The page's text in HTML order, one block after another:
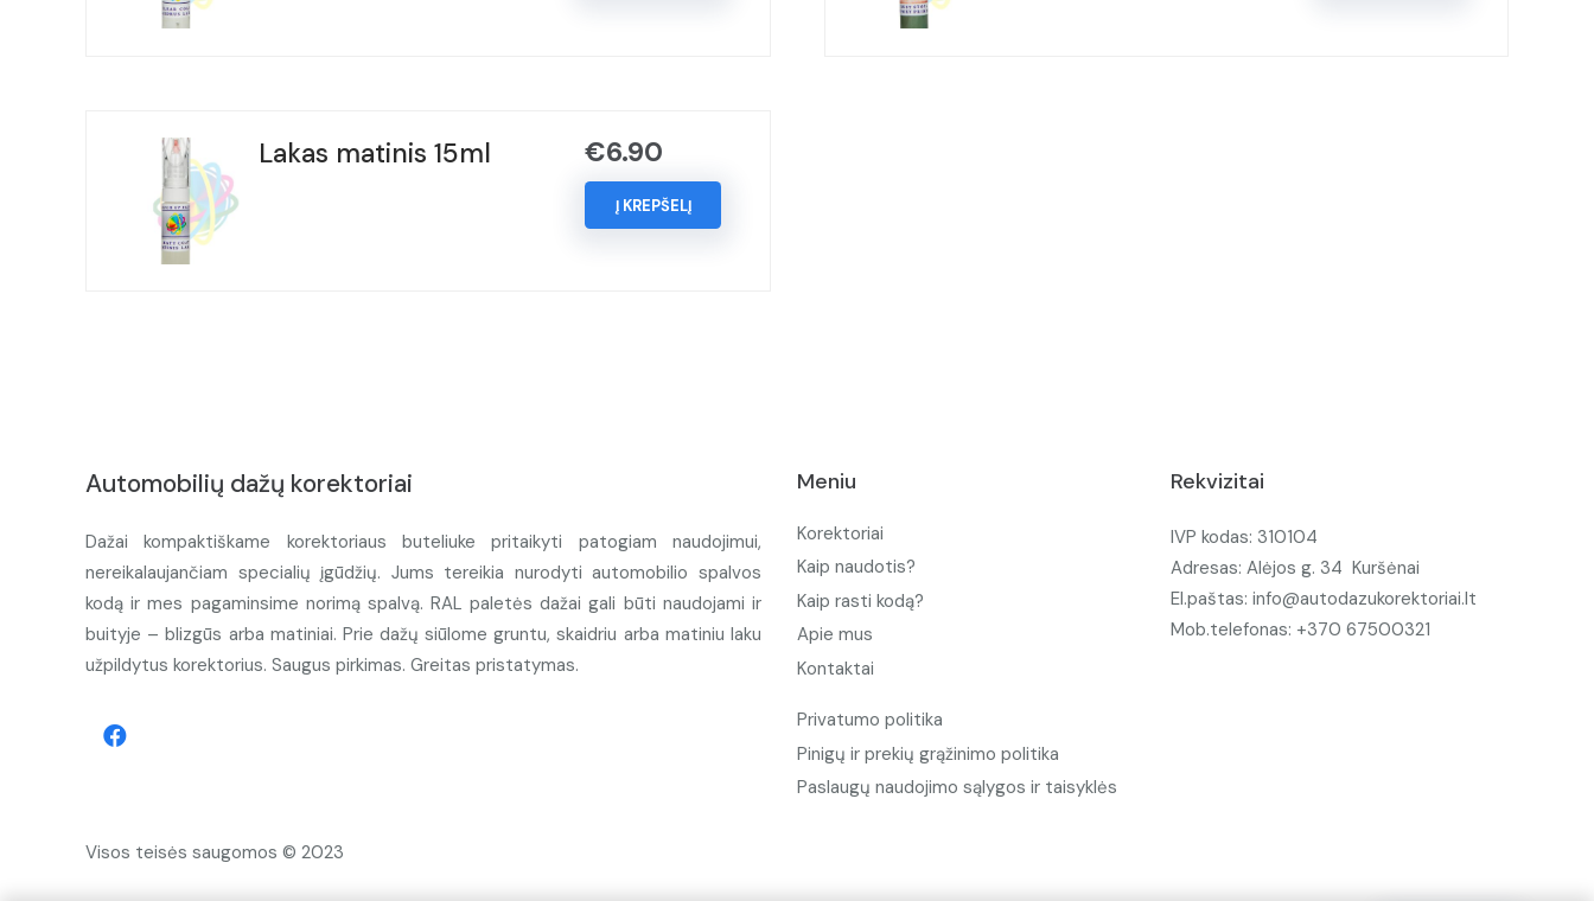
Lakas matinis 15ml €6.90
Į KREPŠELĮ
Automobilių dažų korektoriai
Dažai kompaktiškame korektoriaus buteliuke pritaikyti patogiam naudojimui,
nereikalaujančiam specialių įgūdžių. Jums tereikia nurodyti automobilio spalvos
kodą ir mes pagaminsime norimą spalvą. RAL paletės dažai gali būti naudojami ir
buityje – blizgūs arba matiniai. Prie dažų siūlome gruntu, skaidriu arba matiniu laku
užpildytus korektorius. Saugus pirkimas. Greitas pristatymas.
Visos teisės saugomos © 2023
Meniu
Korektoriai
Kaip naudotis?
Kaip rasti kodą?
Apie mus
Kontaktai
Privatumo politika
Pinigų ir prekių grąžinimo politika
Paslaugų naudojimo sąlygos ir taisyklės
Rekvizitai
IVP kodas: 310104
Adresas: Alėjos g. 34 Kuršėnai
El.paštas: info@autodazukorektoriai.lt
Mob.telefonas: +370 67500321